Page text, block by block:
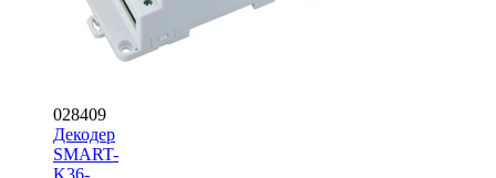
028409
Декодер
SMART-
K36-